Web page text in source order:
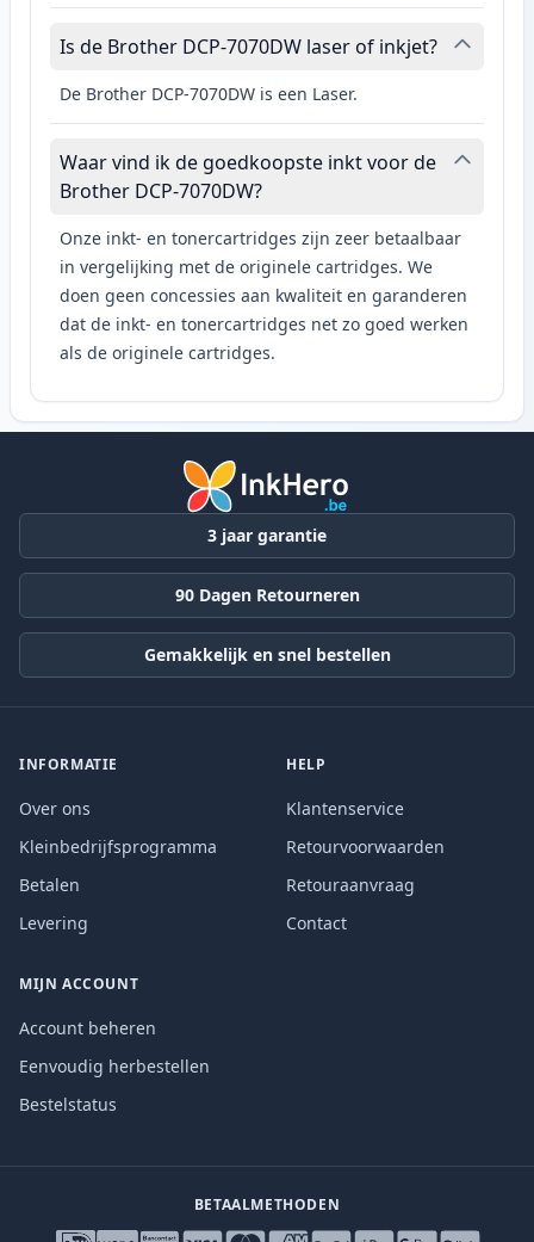
Is de Brother DCP-7070DW laser of inkjet?
De Brother DCP-7070DW is een Laser.
Waar vind ik de goedkoopste inkt voor de
Brother DCP-7070DW?
Onze inkt- en tonercartridges zijn zeer betaalbaar
in vergelijking met de originele cartridges. We
doen geen concessies aan kwaliteit en garanderen
dat de inkt- en tonercartridges net zo goed werken
als de originele cartridges.
3 jaar garantie
90 Dagen Retourneren
Gemakkelijk en snel bestellen
INFORMATIE
Over ons
Kleinbedrijfsprogramma
Betalen
Levering
HELP
Klantenservice
Retourvoorwaarden
Retouraanvraag
Contact
MIJN ACCOUNT
Account beheren
Eenvoudig herbestellen
Bestelstatus
BETAALMETHODEN